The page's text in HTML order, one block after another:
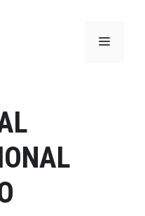
MENÚ